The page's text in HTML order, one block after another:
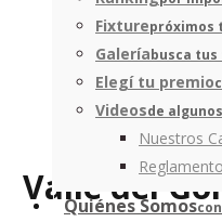
Fixturepróximos
Galeríabusca
Elegí tu premio
Videosde
Nuestros
Reglamento
Quiénes Somos
Valle del